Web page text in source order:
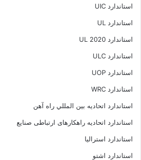
استاندارد UIC
استاندارد UL
استاندارد UL 2020
استاندارد ULC
استاندارد UOP
استاندارد WRC
استاندارد اتحاديه بين المللي راه آهن
استاندارد اتحادیه راهکارهای ارتباطی صنایع
استاندارد استرالیا
استاندارد اشتو